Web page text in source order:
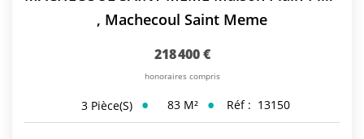
, Machecoul Saint Meme
218 400 €
honoraires compris
3 Pièce(s) 83 M² Réf : 13150